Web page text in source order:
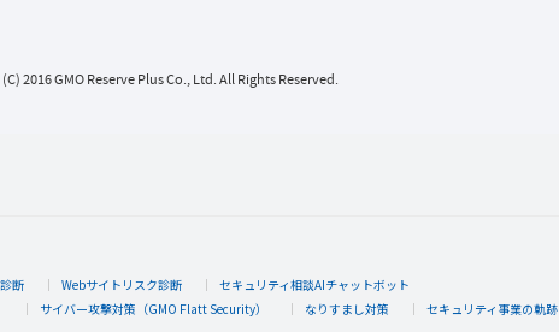
2016 GMO Reserve Plus Co., Ltd. All Rights Reserved.
断 Webサイトリスク診断
セキュリティ相談AIチャットボット
サイバー攻撃対策（GMO Flatt Security） なりすまし対策 セキュリティ事業の軌跡